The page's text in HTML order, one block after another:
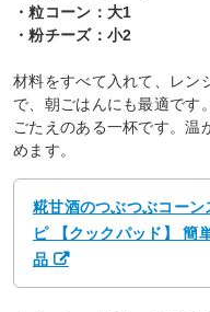
・粒コーン：大1
・粉チーズ：小2
材料をすべて入れて、レン
で、朝ごはんにも最適です
ごたえのある一杯です。温
めます。
糀甘酒のつぶつぶコー
ピ 【クックパッド】 簡
品